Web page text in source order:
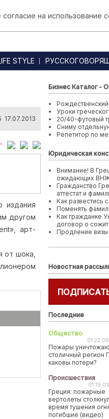
STYLE
17.07.2013
издания
другом
арт-
от шока,
Бизнес Каталог -
Уроки
20/40-футовый
Сниму
Репетитор по
Юридическая
Внимание! В
ожидающих
Гражданство
аттестат и
Как развестись
Поменять
Как гражданке
договор о
Продление визы
Новостная
Последние
Общество
01:22
Пожары
столичный регион
каковы потери?
Происшествия
01:19
Греция: пожарные
вертолеты
время тушения
погибшие (видео)
на использование